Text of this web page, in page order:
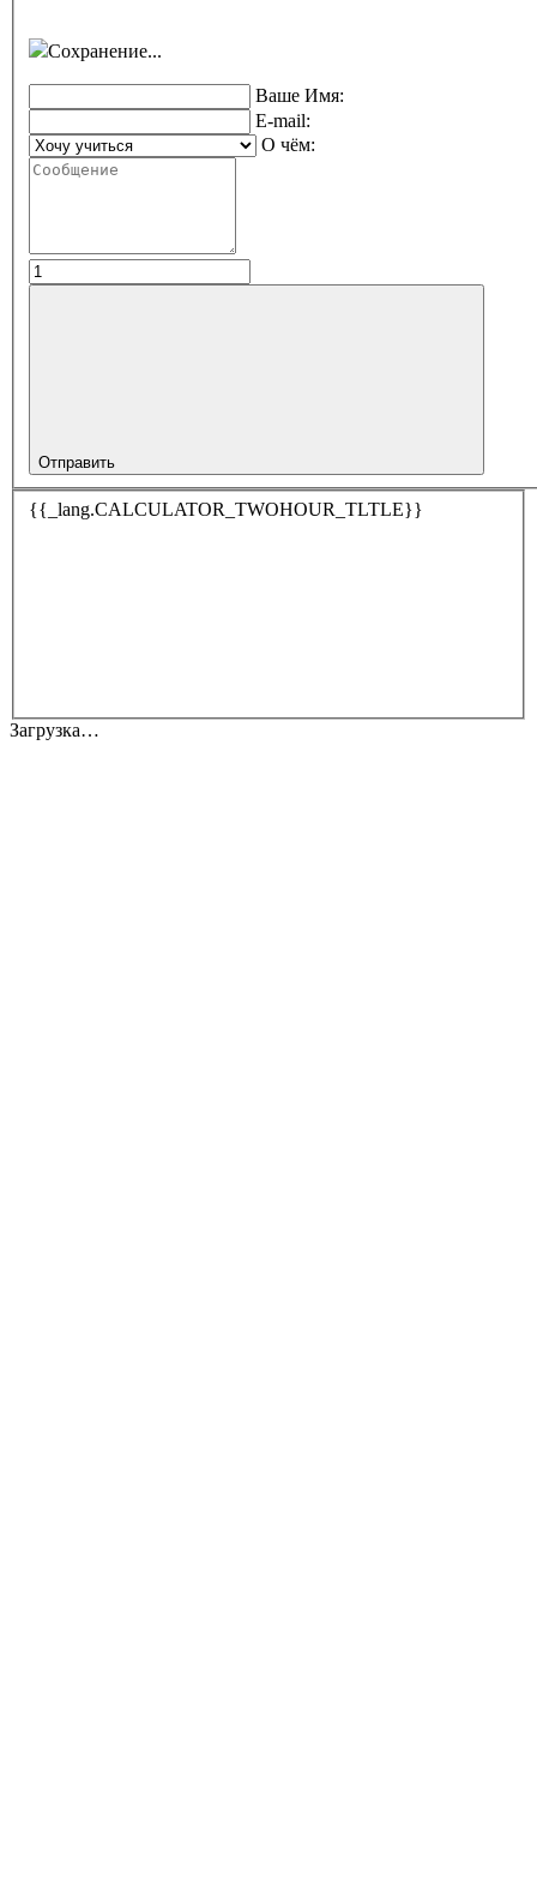
Сохранение...
Ваше Имя:
E-mail:
О чём:
Отправить
{{_lang.CALCULATOR_TWOHOUR_TLTLE}}
Загрузка…